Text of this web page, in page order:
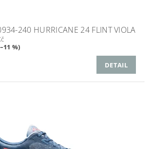
240 HURRICANE 24 FLINT VIOLA
%)
DETAIL